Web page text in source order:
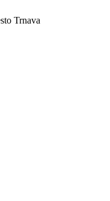
Trnava